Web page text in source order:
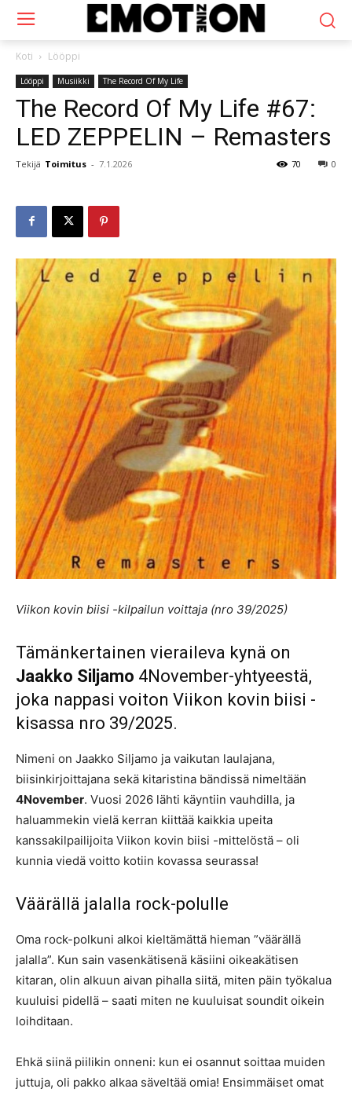
Koti Lööppi
Lööppi Musiikki The Record Of My Life
The Record Of My Life #67:
LED ZEPPELIN – Remasters
Tekijä Toimitus - 7.1.2026 0
70
Viikon kovin biisi -kilpailun voittaja (nro 39/2025)
Tämänkertainen vieraileva kynä on
Jaakko Siljamo 4November-yhtyeestä,
joka nappasi voiton Viikon kovin biisi -
kisassa nro 39/2025.
Nimeni on Jaakko Siljamo ja vaikutan laulajana,
biisinkirjoittajana sekä kitaristina bändissä nimeltään
4November. Vuosi 2026 lähti käyntiin vauhdilla, ja
haluammekin vielä kerran kiittää kaikkia upeita
kanssakilpailijoita Viikon kovin biisi -mittelöstä – oli
kunnia viedä voitto kotiin kovassa seurassa!
Väärällä jalalla rock-polulle
Oma rock-polkuni alkoi kieltämättä hieman ”väärällä
jalalla”. Kun sain vasenkätisenä käsiini oikeakätisen
kitaran, olin alkuun aivan pihalla siitä, miten päin työkalua
kuuluisi pidellä – saati miten ne kuuluisat soundit oikein
loihditaan.
Ehkä siinä piilikin onneni: kun ei osannut soittaa muiden
juttuja, oli pakko alkaa säveltää omia! Ensimmäiset omat